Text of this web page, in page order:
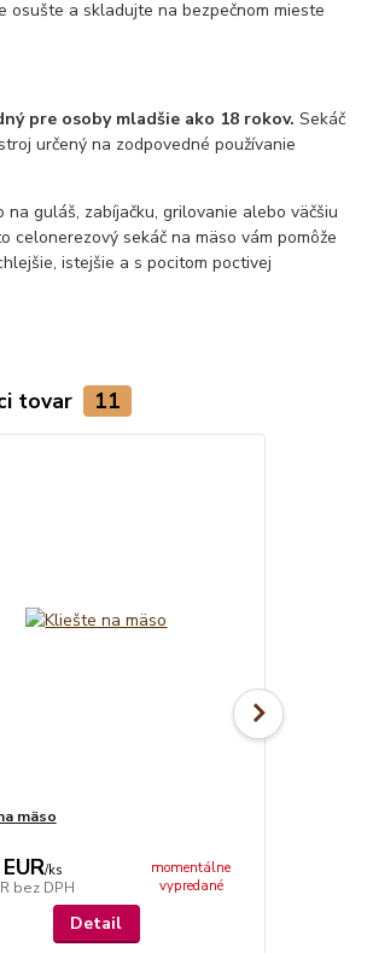
osušte a skladujte na bezpečnom mieste
pre osoby mladšie ako 18 rokov. Sekáč
určený na zodpovedné používanie
na guláš, zabíjačku, grilovanie alebo väčšiu
celonerezový sekáč na mäso vám pomôže
istejšie a s pocitom poctivej
tovar 11
mäso
/ks
bez DPH
momentálne
vypredané
Detail